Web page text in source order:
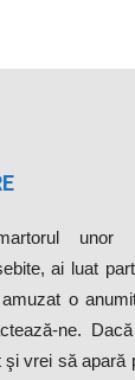
unor
ai luat
o
ne.
vrei să apară